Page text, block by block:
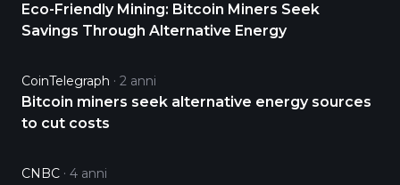
Eco-Friendly Mining: Bitcoin Miners Seek
Savings Through Alternative Energy
CoinTelegraph 2 anni
Bitcoin miners seek alternative energy sources
to cut costs
CNBC 4 anni